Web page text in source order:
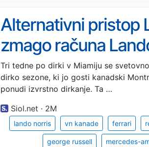
Alternativni pristop
zmago računa
Tri tedne po dirki v Miamiju se
dirko sezone, ki jo gosti kanadski
ponudi izvrstno dirkanje. Ta …
Siol.net · 2M
lando norris vn kanade ferrari
george russell mercedes-